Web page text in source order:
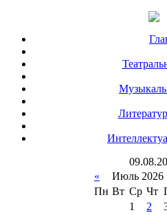
09.08.
«
Июль 2026
Пн Вт Ср Чт
1
2